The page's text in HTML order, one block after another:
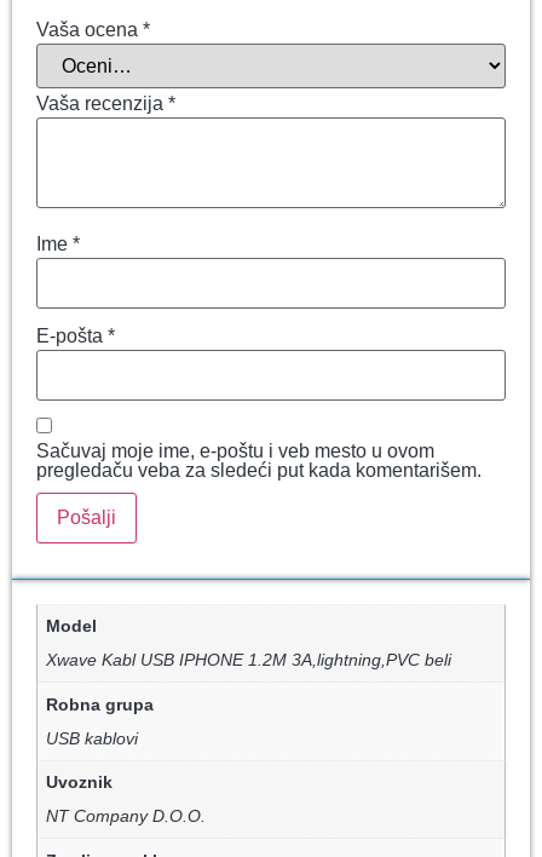
Vaša ocena *
Vaša recenzija *
Ime *
E-pošta *
Sačuvaj moje ime, e-poštu i veb mesto u ovom
pregledaču veba za sledeći put kada komentarišem.
Model
Xwave Kabl USB IPHONE 1.2M 3A,lightning,PVC beli
Robna grupa
USB kablovi
Uvoznik
NT Company D.O.O.